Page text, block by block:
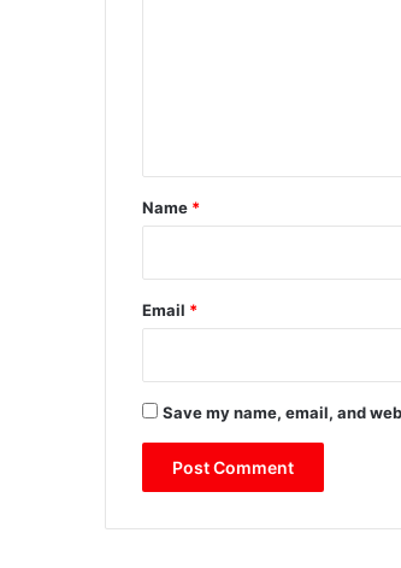
*
Name *
Email *
Save my name, email, and